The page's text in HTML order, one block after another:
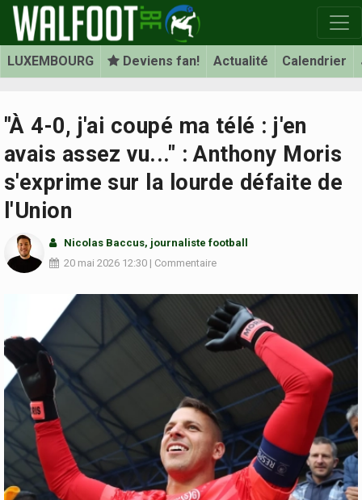
LUXEMBOURG Deviens fan! Actualité Calendrier
"À 4-0, j'ai coupé ma télé : j'en
avais assez vu..." : Anthony Moris
s'exprime sur la lourde défaite de
l'Union
Nicolas Baccus, journaliste football
20 mai 2026 12:30 | Commentaire